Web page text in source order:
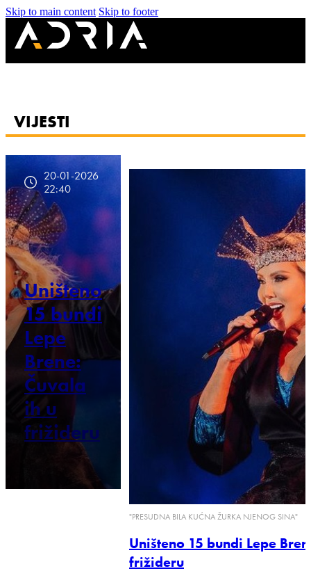
Skip to main content Skip to footer
VIJESTI
20-01-2026
22:40
Uništeno
15 bundi
Lepe
Brene:
Čuvala
ih u
frižideru
"PRESUDNA BILA KUĆNA ŽURKA NJENOG SINA"
Uništeno 15 bundi Lepe
frižideru